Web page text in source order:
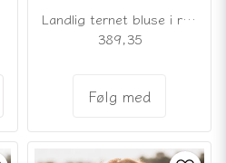
Landlig ternet bluse i rødt og hvidt
389,35
Følg med